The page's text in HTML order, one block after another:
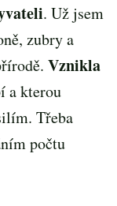
. Už jsem
zubry a
Vznikla
a kterou
Třeba
počtu